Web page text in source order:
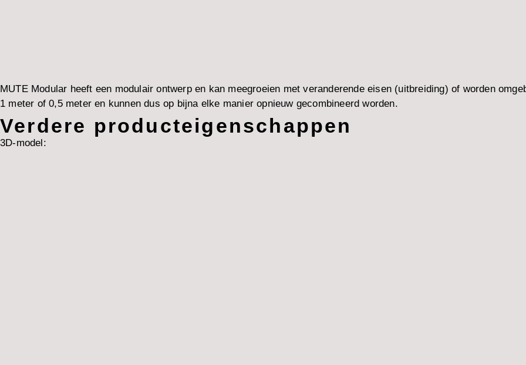
MUTE Modular heeft een modulair ontwerp en kan meegroeien met veranderende eisen (uitbreiding) of worden
1 meter of 0,5 meter en kunnen dus op bijna elke manier opnieuw gecombineerd worden.
Verdere producteigenschappen
3D-model: